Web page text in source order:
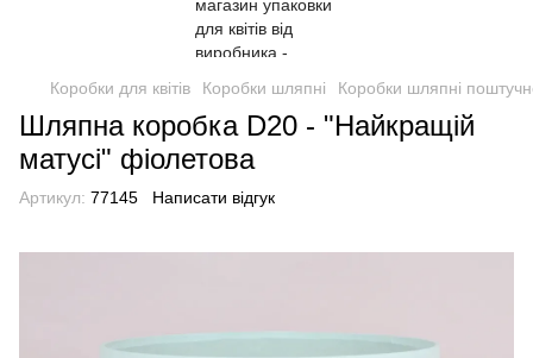
Коробки для квітів Коробки шляпні Коробки шляпні
Шляпна коробка D20 - "Найкращій
матусі" фіолетова
Артикул: 77145 Написати відгук